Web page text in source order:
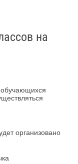
на
обучающихся
организовано